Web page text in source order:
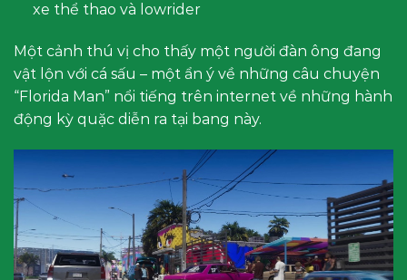
xe thể thao và lowrider
Một cảnh thú vị cho thấy một người đàn ông đang
vật lộn với cá sấu – một ẩn ý về những câu chuyện
“Florida Man” nổi tiếng trên internet về những hành
động kỳ quặc diễn ra tại bang này.